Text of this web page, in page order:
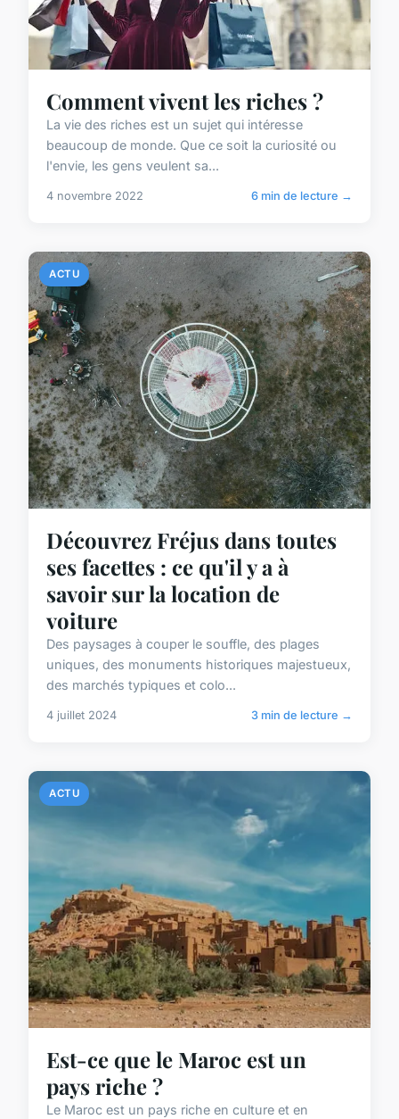
Comment vivent les riches ?
La vie des riches est un sujet qui intéresse
beaucoup de monde. Que ce soit la curiosité ou
l'envie, les gens veulent sa...
4 novembre 2022 6 min de lecture →
ACTU
Découvrez Fréjus dans toutes
ses facettes : ce qu'il y a à
savoir sur la location de
voiture
Des paysages à couper le souffle, des plages
uniques, des monuments historiques majestueux,
des marchés typiques et colo...
4 juillet 2024 3 min de lecture →
ACTU
Est-ce que le Maroc est un
pays riche ?
Le Maroc est un pays riche en culture et en